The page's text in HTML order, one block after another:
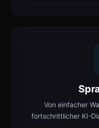
Von einfacher
fortschrittlicher KI-